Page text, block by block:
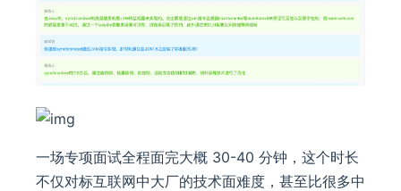
一场专项面试全程面完大概 30-40 分钟，这个时长
不仅对标互联网中大厂的技术面难度，甚至比很多中